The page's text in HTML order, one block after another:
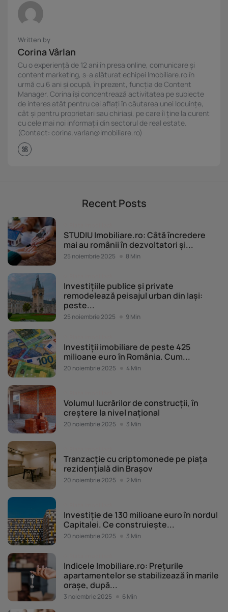
Written by
Corina Vârlan
Cu o experiență de 12 ani în presa online, comunicare și
content marketing, s-a alăturat echipei Imobiliare.ro în
urmă cu 6 ani și ocupă, în prezent, funcția de Content
Manager. Corina își concentrează activitatea pe subiecte
de interes atât pentru cei aflați în căutarea unei locuințe,
cât și pentru proprietari sau chiriași, pe care îi ține la curent
cu cele mai noi informații din sectorul de real estate.
(Contact: corina.varlan@imobiliare.ro)
Recent Posts
STUDIU Imobiliare.ro: Câtă încredere
mai au românii în dezvoltatori și...
25 noiembrie 2025 8 Min
Investițiile publice și private
remodelează peisajul urban din Iași:
peste...
25 noiembrie 2025 9 Min
Investiții imobiliare de peste 425
milioane euro în România. Cum...
20 noiembrie 2025 4 Min
Volumul lucrărilor de construcții, în
creștere la nivel național
20 noiembrie 2025 3 Min
Tranzacție cu criptomonede pe piața
rezidențială din Brașov
20 noiembrie 2025 2 Min
Investiție de 130 milioane euro în nordul
Capitalei. Ce construiește...
20 noiembrie 2025 3 Min
Indicele Imobiliare.ro: Prețurile
apartamentelor se stabilizează în marile
orașe, după...
3 noiembrie 2025 6 Min